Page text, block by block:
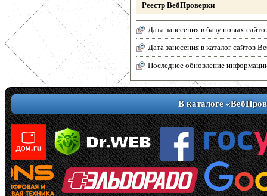
Реестр ВебПроверки
Дата занесения в базу новых
Дата занесения в каталог сайтов
Последнее обновление
В каталоге